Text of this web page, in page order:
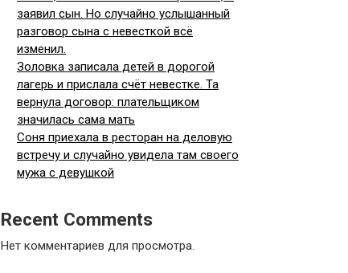
заявил сын. Но случайно услышанный
разговор сына с невесткой всё
изменил.
Золовка записала детей в дорогой
лагерь и прислала счёт невестке. Та
вернула договор: плательщиком
значилась сама мать
Соня приехала в ресторан на деловую
встречу и случайно увидела там своего
мужа с девушкой
Recent Comments
Нет комментариев для просмотра.